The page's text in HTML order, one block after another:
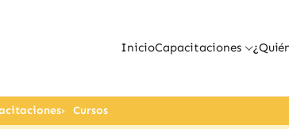
InicioCapacitaciones
Cursos